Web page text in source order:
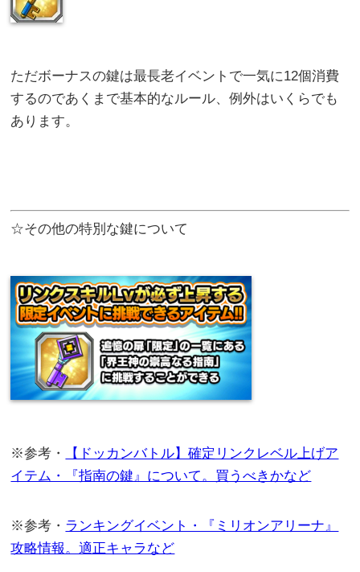
ただボーナスの鍵は最長老イベントで一気に12個消費
するのであくまで基本的なルール、例外はいくらでも
あります。
☆その他の特別な鍵について
※参考・
【ドッカンバトル】確定リンクレベル上げア
イテム・『指南の鍵』について。買うべきかなど
※参考・ ランキングイベント・『ミリオンアリーナ』
攻略情報。適正キャラなど